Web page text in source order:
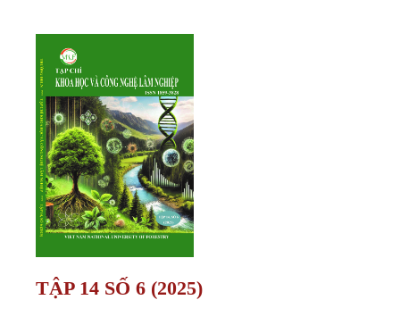
TẬP 14 SỐ 6 (2025)